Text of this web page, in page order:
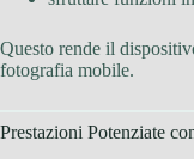
Questo rende il
fotografia mobile.
Prestazioni Potenziate